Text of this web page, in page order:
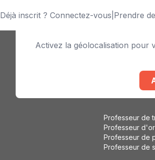
Déjà inscrit ? Connectez-vous Prendre
Activez la géolocalisation pour
Professeur de
Professeur de
Professeur de
Professeur
Professeur de
Professeur
Professeur de
Professeur de